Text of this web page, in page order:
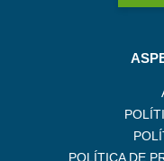
POLÍTICA DE